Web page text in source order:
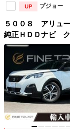
UP プジョー
５００８ アリュ
純正ＨＤＤナビ
限保証 トップビ
フルセグＴＶ パ